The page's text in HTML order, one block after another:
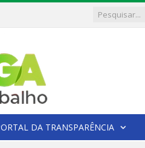
DA TRANSPARÊNCIA